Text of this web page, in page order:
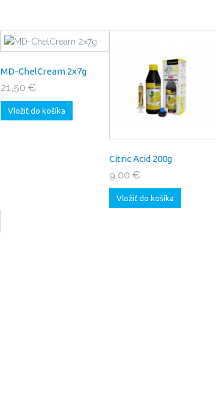
MD-ChelCream 2x7g
21,50 €
Vložiť do košíka
Citric Acid 200g
9,00 €
Vložiť do košíka